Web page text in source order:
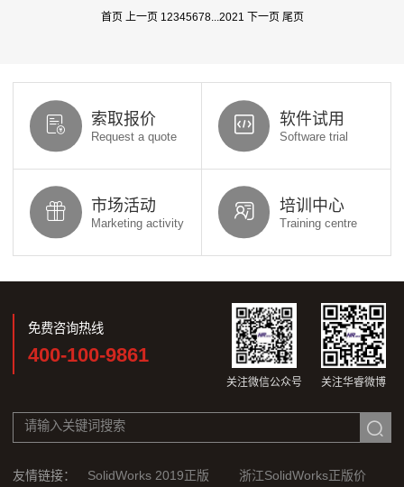
首页 上一页 1 2345678... 2021 下一页 尾页
索取报价
Request a quote
软件试用
Software trial
市场活动
Marketing activity
培训中心
Training centre
免费咨询热线
400-100-9861
关注微信公众号 关注华睿微博
友情链接： SolidWorks 2019正版 浙江SolidWorks正版价